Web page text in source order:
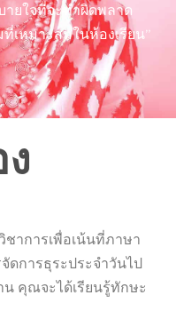
ายใจที่จะทำผิดพลาด
เหมาะสมในห้องเรียน”
าการเพื่อเน้นที่ภาษา
การธุระประจำวันไป
คุณจะได้เรียนรู้ทักษะ